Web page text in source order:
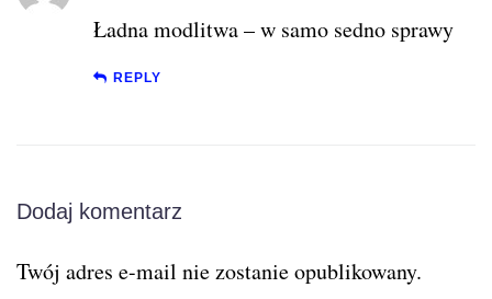
Ładna modlitwa – w samo sedno sprawy
REPLY
Dodaj komentarz
Twój adres e-mail nie zostanie opublikowany.